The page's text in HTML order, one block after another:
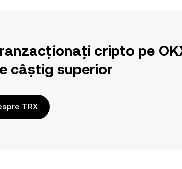
cripto pe
câștig superior
TRX